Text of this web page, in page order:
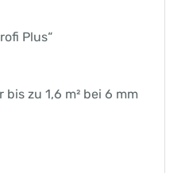
Plus“
bis zu 1,6 m² bei 6 mm